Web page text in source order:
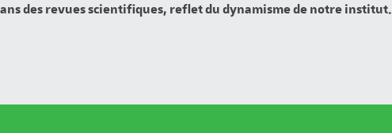
des revues scientifiques, reflet du dynamisme de notre institut.